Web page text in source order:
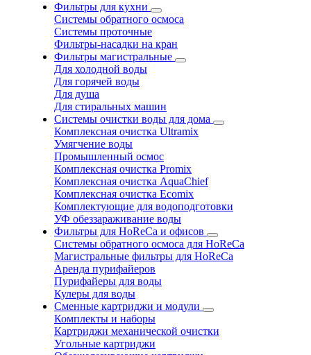
Фильтры для кухни
Системы обратного осмоса
Системы проточные
Фильтры-насадки на кран
Фильтры магистральные
Для холодной воды
Для горячей воды
Для душа
Для стиральных машин
Системы очистки воды для дома
Комплексная очистка Ultramix
Умягчение воды
Промышленный осмос
Комплексная очистка Promix
Комплексная очистка AquaChief
Комплексная очистка Ecomix
Комплектующие для водоподготовки
УФ обеззараживание воды
Фильтры для HoReCa и офисов
Системы обратного осмоса для HoReCa
Магистральные фильтры для HoReCa
Аренда пурифайеров
Пурифайеры для воды
Кулеры для воды
Сменные картриджи и модули
Комплекты и наборы
Картриджи механической очистки
Угольные картриджи